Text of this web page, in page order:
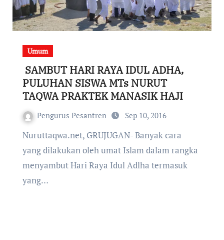
Umum
PULUHAN SISWA MTs NURUT
TAQWA PRAKTEK MANASIK HAJI
Pengurus Pesantren Sep 10, 2016
Nuruttaqwa.net, GRUJUGAN- Banyak cara
yang dilakukan oleh umat Islam dalam rangka
menyambut Hari Raya Idul Adlha termasuk
yang…